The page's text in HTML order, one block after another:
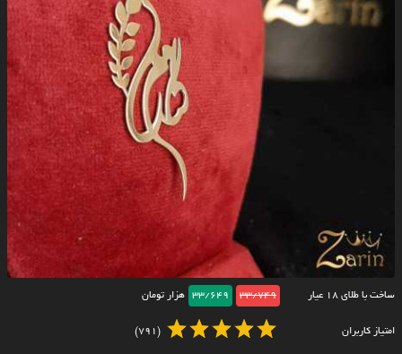
ساخت با طلای ۱۸ عیار 33/749
33/649 هزار تومان
امتیاز کاربران (791)